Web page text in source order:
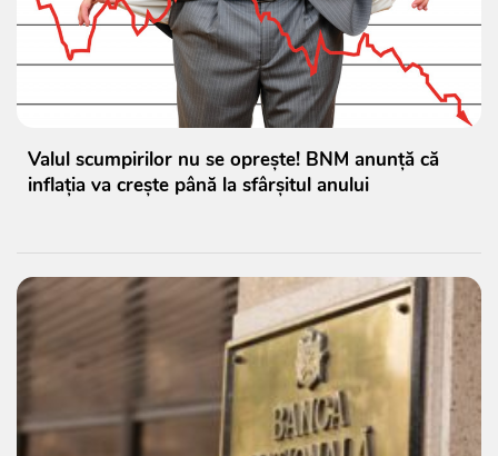
Valul scumpirilor nu se oprește! BNM anunță că
inflația va crește până la sfârșitul anului